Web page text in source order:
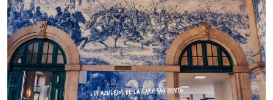
LES AZULEJOS DE LA GARE SÃO BENTO